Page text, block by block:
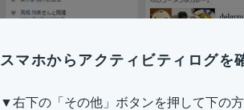
スマホからアクティビティログを
▼右下の「その他」ボタンを押して下の